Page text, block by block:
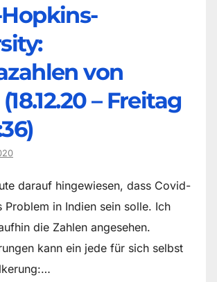
von
– Freitag
darauf hingewiesen, dass Covid-
Problem in Indien sein solle. Ich
die Zahlen angesehen.
kann ein jede für sich selbst